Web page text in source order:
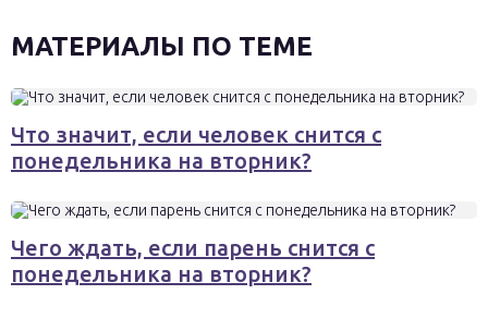
МАТЕРИАЛЫ ПО ТЕМЕ
Что значит, если человек снится с
понедельника на вторник?
Чего ждать, если парень снится с
понедельника на вторник?